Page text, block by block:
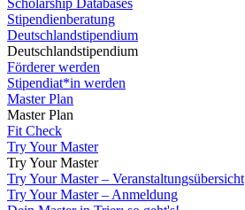
Scholarship Databases
Stipendienberatung
Deutschlandstipendium
Deutschlandstipendium
Förderer werden
Stipendiat*in werden
Master Plan
Master Plan
Fit Check
Try Your Master
Try Your Master
Try Your Master – Veranstaltungsübersicht
Try Your Master – Anmeldung